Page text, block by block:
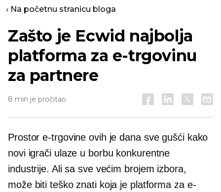
‹ Na početnu stranicu bloga
Zašto je Ecwid najbolja
platforma za e-trgovinu
za partnere
8 min je pročitao
Prostor e-trgovine ovih je dana sve gušći kako
novi igrači ulaze u borbu konkurentne
industrije. Ali sa sve većim brojem izbora,
može biti teško znati koja je platforma za e-